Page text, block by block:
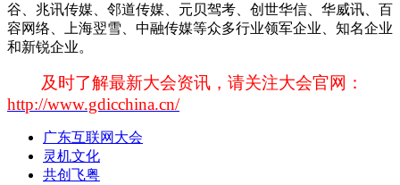
谷、兆讯传媒、邻道传媒、元贝驾考、创世华信、华威讯、百
容网络、上海翌雪、中融传媒等众多行业领军企业、知名企业
和新锐企业。
及时了解最新大会资讯，请关注大会官网：
http://www.gdicchina.cn/
广东互联网大会
灵机文化
共创飞粤